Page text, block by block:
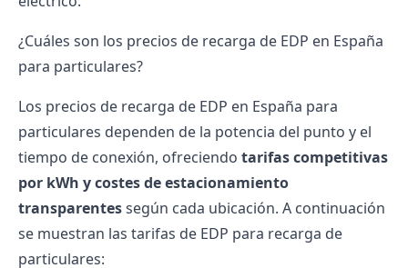
¿Cuáles son los precios de recarga de EDP en España
para particulares?
Los precios de recarga de EDP en España para
particulares dependen de la potencia del punto y el
tiempo de conexión, ofreciendo tarifas competitivas
por kWh y costes de estacionamiento
transparentessegún cada ubicación. A continuación
se muestran las tarifas de EDP para recarga de
particulares: